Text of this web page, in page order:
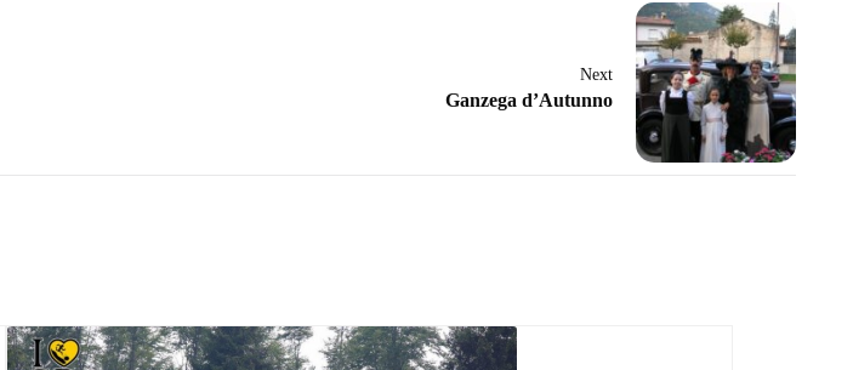
Next
Ganzega d’Autunno